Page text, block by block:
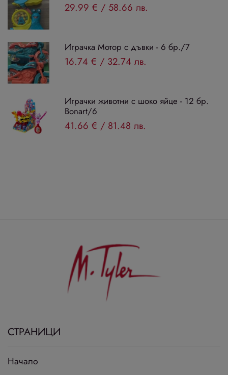
29.99 € / 58.66 лв.
Играчка Мотор с дъвки - 6 бр./7
16.74 € / 32.74 лв.
Играчки животни с шоко яйце - 12 бр.
Bonart/6
41.66 € / 81.48 лв.
СТРАНИЦИ
Начало